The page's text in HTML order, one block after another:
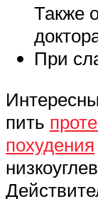
Также
При
пить
похудения